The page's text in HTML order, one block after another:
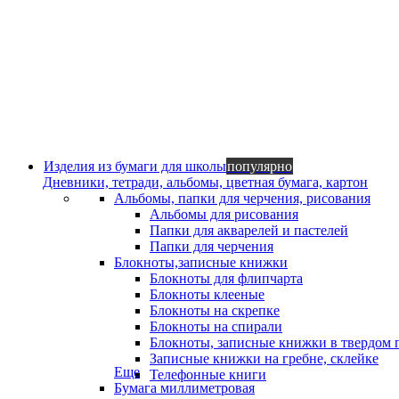
Изделия из бумаги для школыпопулярно
Дневники, тетради, альбомы, цветная бумага, картон
Альбомы, папки для черчения, рисования
Альбомы для рисования
Папки для акварелей и пастелей
Папки для черчения
Блокноты,записные книжки
Блокноты для флипчарта
Блокноты клееные
Блокноты на скрепке
Блокноты на спирали
Блокноты, записные книжки в твердом
Записные книжки на гребне, склейке
Телефонные книги
Еще
Бумага миллиметровая